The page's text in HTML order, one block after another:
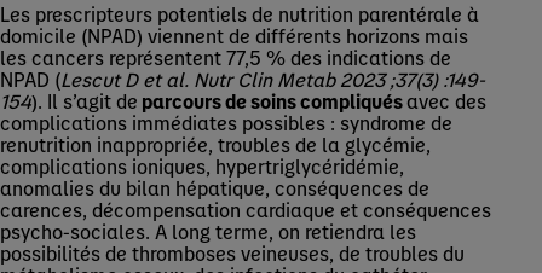
Les prescripteurs potentiels de nutrition parentérale à
domicile (NPAD) viennent de différents horizons mais
les cancers représentent 77,5 % des indications de
NPAD (Lescut D et al. Nutr Clin Metab 2023 ;37(3) :149-
154). Il s’agit de parcours de soins compliquésavec des
complications immédiates possibles : syndrome de
renutrition inappropriée, troubles de la glycémie,
complications ioniques, hypertriglycéridémie,
anomalies du bilan hépatique, conséquences de
carences, décompensation cardiaque et conséquences
psycho-sociales. A long terme, on retiendra les
possibilités de thromboses veineuses, de troubles du